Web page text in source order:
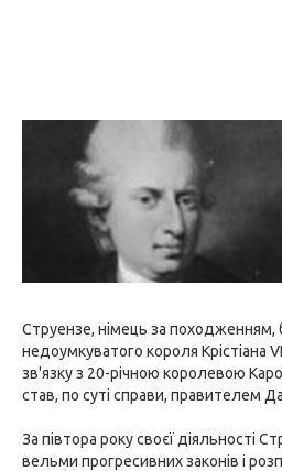
Струензе, німець за походженням,
недоумкуватого короля Крістіана
зв'язку з 20-річною королевою
став, по суті справи, правителем
За півтора року своєї діяльності
вельми прогресивних законів і